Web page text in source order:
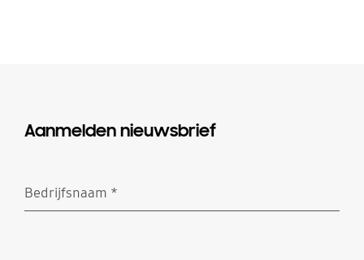
Aanmelden nieuwsbrief
Bedrijfsnaam *